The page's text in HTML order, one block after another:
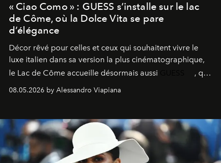
« Ciao Como » : GUESS s’installe sur le lac
de Côme, où la Dolce Vita se pare
d’élégance
Décor rêvé pour celles et ceux qui souhaitent vivre le
luxe italien dans sa version la plus cinématographique,
le Lac de Côme accueille désormais aussi
, qui
signe un takeover entre boutiques, hôtels, bateaux et
fragrances. L’une des opérations de style les plus
08.05.2026 by Alessandro Viapiana